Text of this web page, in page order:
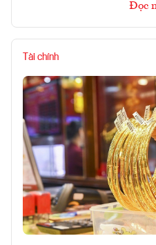
Đọc
Tài chính